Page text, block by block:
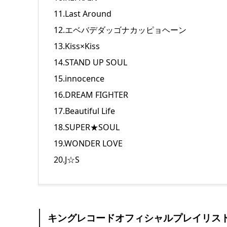
11.Last Around
12.エベバデダッゴナカッピョヘーン
13.Kiss×Kiss
14.STAND UP SOUL
15.innocence
16.DREAM FIGHTER
17.Beautiful Life
18.SUPER★SOUL
19.WONDER LOVE
20.J☆S
キングレコードオフィシャルプレイリス